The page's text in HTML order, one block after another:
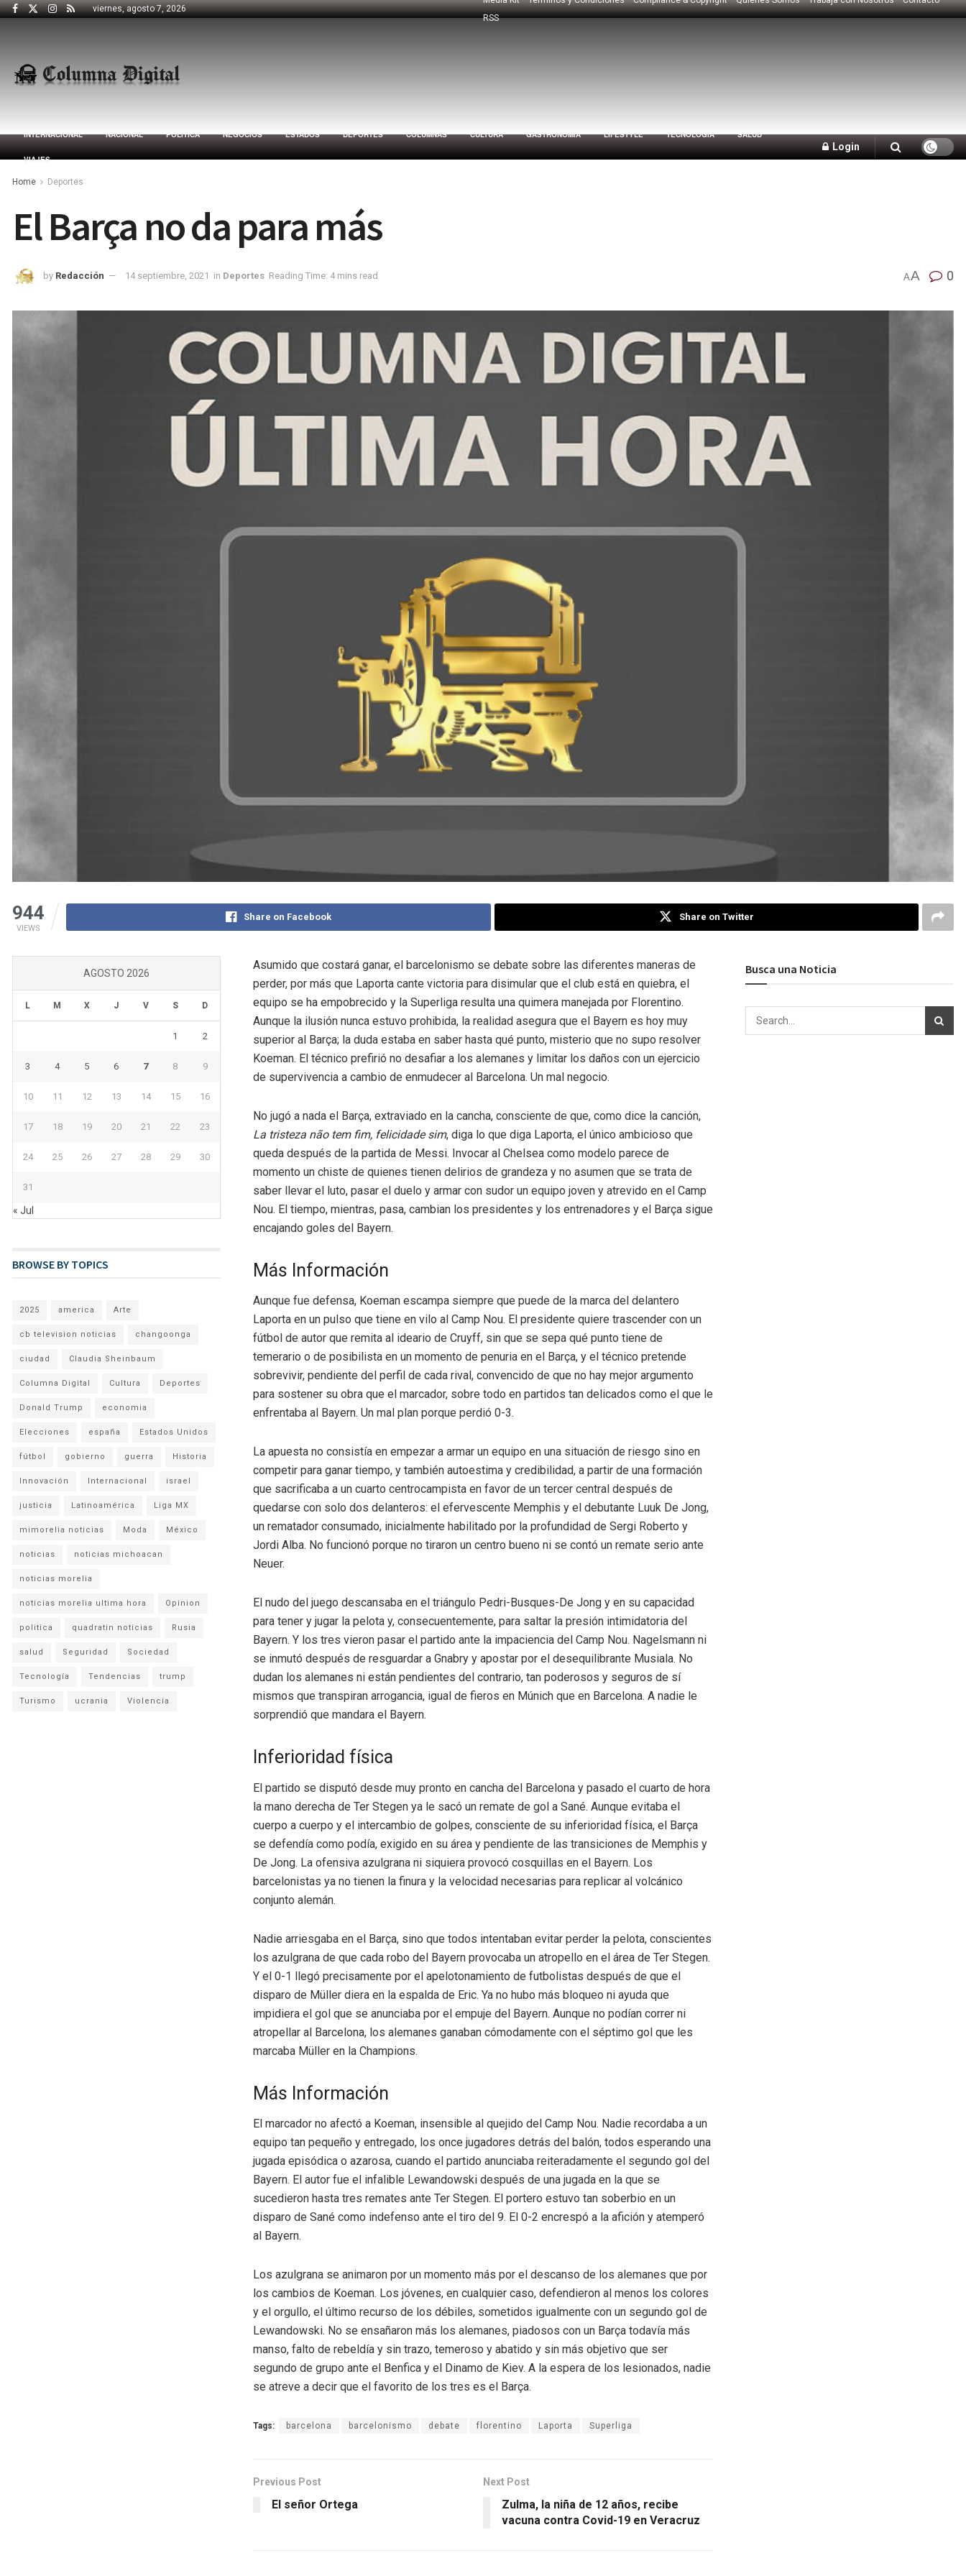
viernes, agosto 7, 2026
RSS
INTERNACIONAL NACIONAL POLÍTICA NEGOCIOS ESTADOS DEPORTES COLUMNAS CULTURA GASTRONOMÍA LIFESTYLE TECNOLOGÍA SALUD
VIAJES
Login
Home Deportes
El Barça no da para más
by Redacción 14 septiembre, 2021 in Deportes Reading Time: 4 mins read AA 0
944
VIEWS
Share on Facebook Share on Twitter
Asumido que costará ganar, el barcelonismo se debate sobre las diferentes maneras de
perder, por más que Laporta cante victoria para disimular que el club está en quiebra, el
equipo se ha empobrecido y la Superliga resulta una quimera manejada por Florentino.
Aunque la ilusión nunca estuvo prohibida, la realidad asegura que el Bayern es hoy muy
superior al Barça; la duda estaba en saber hasta qué punto, misterio que no supo resolver
Koeman. El técnico prefirió no desafiar a los alemanes y limitar los daños con un ejercicio
de supervivencia a cambio de enmudecer al Barcelona. Un mal negocio.
No jugó a nada el Barça, extraviado en la cancha, consciente de que, como dice la canción,
La tristeza não tem fim, felicidade sim, diga lo que diga Laporta, el único ambicioso que
queda después de la partida de Messi. Invocar al Chelsea como modelo parece de
momento un chiste de quienes tienen delirios de grandeza y no asumen que se trata de
saber llevar el luto, pasar el duelo y armar con sudor un equipo joven y atrevido en el Camp
Nou. El tiempo, mientras, pasa, cambian los presidentes y los entrenadores y el Barça sigue
encajando goles del Bayern.
Más Información
Aunque fue defensa, Koeman escampa siempre que puede de la marca del delantero
Laporta en un pulso que tiene en vilo al Camp Nou. El presidente quiere trascender con un
fútbol de autor que remita al ideario de Cruyff, sin que se sepa qué punto tiene de
temerario o de posibilista en un momento de penuria en el Barça, y el técnico pretende
sobrevivir, pendiente del perfil de cada rival, convencido de que no hay mejor argumento
para sostener su obra que el marcador, sobre todo en partidos tan delicados como el que le
enfrentaba al Bayern. Un mal plan porque perdió 0-3.
La apuesta no consistía en empezar a armar un equipo en una situación de riesgo sino en
competir para ganar tiempo, y también autoestima y credibilidad, a partir de una formación
que sacrificaba a un cuarto centrocampista en favor de un tercer central después de
quedarse con solo dos delanteros: el efervescente Memphis y el debutante Luuk De Jong,
un rematador consumado, inicialmente habilitado por la profundidad de Sergi Roberto y
Jordi Alba. No funcionó porque no tiraron un centro bueno ni se contó un remate serio ante
Neuer.
El nudo del juego descansaba en el triángulo Pedri-Busques-De Jong y en su capacidad
para tener y jugar la pelota y, consecuentemente, para saltar la presión intimidatoria del
Bayern. Y los tres vieron pasar el partido ante la impaciencia del Camp Nou. Nagelsmann ni
se inmutó después de resguardar a Gnabry y apostar por el desequilibrante Musiala. No
dudan los alemanes ni están pendientes del contrario, tan poderosos y seguros de sí
mismos que transpiran arrogancia, igual de fieros en Múnich que en Barcelona. A nadie le
sorprendió que mandara el Bayern.
Inferioridad física
El partido se disputó desde muy pronto en cancha del Barcelona y pasado el cuarto de hora
la mano derecha de Ter Stegen ya le sacó un remate de gol a Sané. Aunque evitaba el
cuerpo a cuerpo y el intercambio de golpes, consciente de su inferioridad física, el Barça
se defendía como podía, exigido en su área y pendiente de las transiciones de Memphis y
De Jong. La ofensiva azulgrana ni siquiera provocó cosquillas en el Bayern. Los
barcelonistas ya no tienen la finura y la velocidad necesarias para replicar al volcánico
conjunto alemán.
Nadie arriesgaba en el Barça, sino que todos intentaban evitar perder la pelota, conscientes
los azulgrana de que cada robo del Bayern provocaba un atropello en el área de Ter Stegen.
Y el 0-1 llegó precisamente por el apelotonamiento de futbolistas después de que el
disparo de Müller diera en la espalda de Eric. Ya no hubo más bloqueo ni ayuda que
impidiera el gol que se anunciaba por el empuje del Bayern. Aunque no podían correr ni
atropellar al Barcelona, los alemanes ganaban cómodamente con el séptimo gol que les
marcaba Müller en la Champions.
Más Información
El marcador no afectó a Koeman, insensible al quejido del Camp Nou. Nadie recordaba a un
equipo tan pequeño y entregado, los once jugadores detrás del balón, todos esperando una
jugada episódica o azarosa, cuando el partido anunciaba reiteradamente el segundo gol del
Bayern. El autor fue el infalible Lewandowski después de una jugada en la que se
sucedieron hasta tres remates ante Ter Stegen. El portero estuvo tan soberbio en un
disparo de Sané como indefenso ante el tiro del 9. El 0-2 encrespó a la afición y atemperó
al Bayern.
Los azulgrana se animaron por un momento más por el descanso de los alemanes que por
los cambios de Koeman. Los jóvenes, en cualquier caso, defendieron al menos los colores
y el orgullo, el último recurso de los débiles, sometidos igualmente con un segundo gol de
Lewandowski. No se ensañaron más los alemanes, piadosos con un Barça todavía más
manso, falto de rebeldía y sin trazo, temeroso y abatido y sin más objetivo que ser
segundo de grupo ante el Benfica y el Dinamo de Kiev. A la espera de los lesionados, nadie
se atreve a decir que el favorito de los tres es el Barça.
Tags: barcelona barcelonismo debate florentino Laporta Superliga
Previous Post
El señor Ortega
Next Post
Zulma, la niña de 12 años, recibe
vacuna contra Covid-19 en Veracruz
AGOSTO 2026
L M X J V S D
1 2
3 4 5 6 7 8 9
10 11 12 13 14 15 16
17 18 19 20 21 22 23
24 25 26 27 28 29 30
31
« Jul
BROWSE BY TOPICS
2025 america Arte
cb television noticias changoonga
ciudad Claudia Sheinbaum
Columna Digital Cultura Deportes
Donald Trump economia
Elecciones españa Estados Unidos
fútbol gobierno guerra Historia
Innovación Internacional israel
justicia Latinoamérica Liga MX
mimorelia noticias Moda México
noticias noticias michoacan
noticias morelia
noticias morelia ultima hora Opinion
politica quadratin noticias Rusia
salud Seguridad Sociedad
Tecnología Tendencias trump
Turismo ucrania Violencia
Busca una Noticia